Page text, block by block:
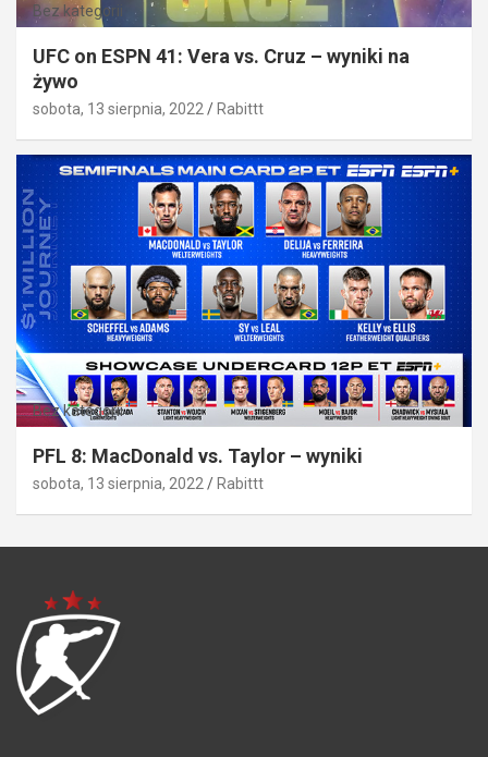
Bez kategorii
UFC on ESPN 41: Vera vs. Cruz – wyniki na
żywo
sobota, 13 sierpnia, 2022 Rabittt
Bez kategorii
PFL 8: MacDonald vs. Taylor – wyniki
sobota, 13 sierpnia, 2022 Rabittt